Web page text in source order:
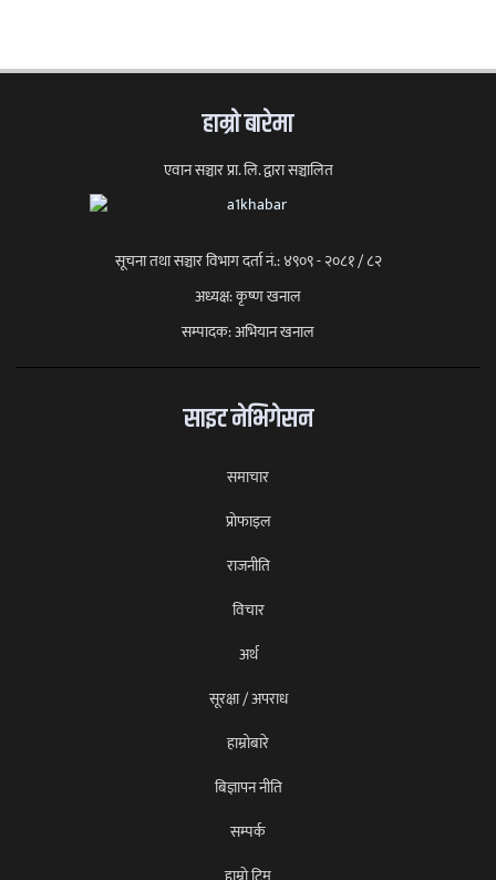
हाम्राे बारेमा
एवान सञ्चार प्रा. लि. द्वारा सञ्चालित
सूचना तथा सञ्चार विभाग दर्ता नं.: ४९०९ - २०८१ / ८२
अध्यक्ष: कृष्ण खनाल
सम्पादक: अभियान खनाल
साइट नेभिगेसन
समाचार
प्राेफाइल
राजनीति
विचार
अर्थ
सूरक्षा / अपराध
हाम्रोबारे
बिज्ञापन नीति
सम्पर्क